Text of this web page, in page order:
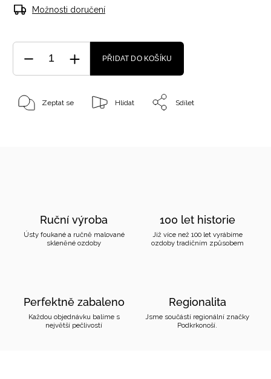
Možnosti doručení
PŘIDAT DO KOŠÍKU
Zeptat se Hlídat Sdílet
Ruční výroba
Ústy foukané a ručně malované
skleněné ozdoby
100 let historie
Již více než 100 let vyrábíme
ozdoby tradičním způsobem
Perfektně zabaleno
Každou objednávku balíme s
největší pečlivostí
Regionalita
Jsme součástí regionální značky
Podkrkonoší.